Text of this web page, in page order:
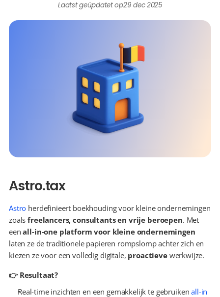
Laatst geüpdatet op29 dec 2025
Astro.tax
Astro herdefinieert boekhouding voor kleine ondernemingen
zoals freelancers, consultants en vrije beroepen. Met
een all-in-one platform voor kleine ondernemingen
laten ze de traditionele papieren rompslomp achter zich en
kiezen ze voor een volledig digitale, proactieve werkwijze.
👉 Resultaat?
Real-time inzichten en een gemakkelijk te gebruiken all-in